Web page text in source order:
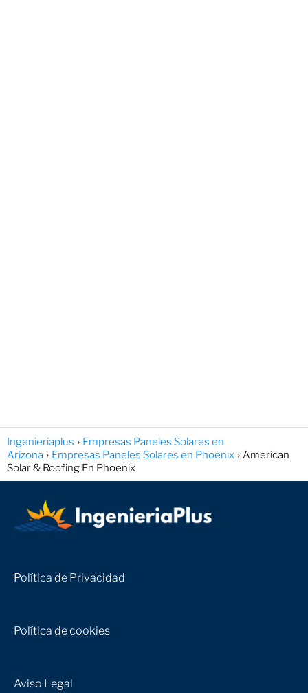
Ingenieriaplus
Empresas Paneles Solares en
Arizona
Empresas Paneles Solares en Phoenix
American
Solar & Roofing En Phoenix
Política de Privacidad
Política de cookies
Aviso Legal